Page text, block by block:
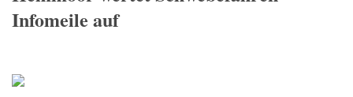
Infomeile auf